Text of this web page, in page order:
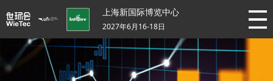
上海新国际博览中心
2027年6月16-18日